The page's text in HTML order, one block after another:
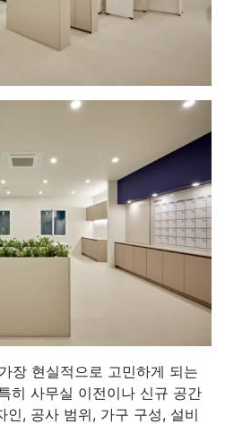
장 현실적으로 고민하게 되는
히 사무실 이전이나 신규 공간
인, 공사 범위, 가구 구성, 설비